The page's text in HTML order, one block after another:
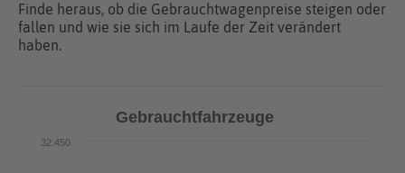
Finde heraus, ob die Gebrauchtwagenpreise steigen oder
fallen und wie sie sich im Laufe der Zeit verändert
haben.
Gebrauchtfahrzeuge
32.450